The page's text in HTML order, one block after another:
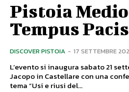
Pistoia
Tempus Pacis
DISCOVER PISTOIA - 17 SETTEMBRE
L’evento si inaugura sabato 21
Jacopo in Castellare con una
tema “Usi e riusi del...